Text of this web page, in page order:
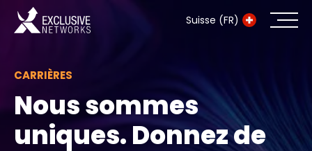
Suisse (FR)
Cybersécurité
Écosystème
CARRIÈRES
Nous sommes
uniques. Donnez de